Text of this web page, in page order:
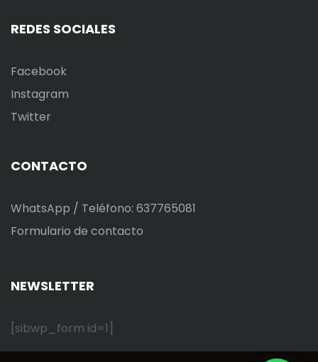
REDES SOCIALES
Facebook
Instagram
Twitter
CONTACTO
WhatsApp / Teléfono: 637765081
Formulario de contacto
NEWSLETTER
[sibwp_form id=1]